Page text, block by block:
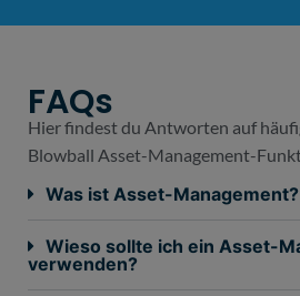
FAQs
Hier findest du Antworten auf
Blowball Asset-Management-
Was ist Asset-Management?
Wieso sollte ich ein Asset-
verwenden?